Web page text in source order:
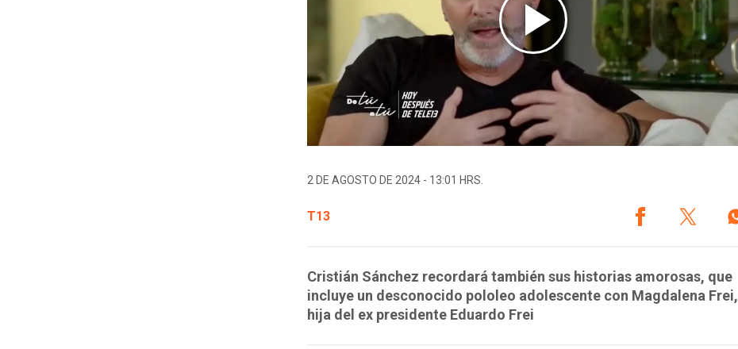
2 DE AGOSTO DE 2024 - 13:01 HRS.
T13
Cristián Sánchez recordará también sus historias amorosas, que
incluye un desconocido pololeo adolescente con Magdalena Frei,
hija del ex presidente Eduardo Frei